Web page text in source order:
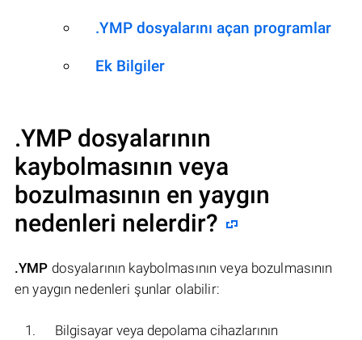
.YMP dosyalarını açan programlar
Ek Bilgiler
.YMP dosyalarının
kaybolmasının veya
bozulmasının en yaygın
nedenleri nelerdir?
.YMP dosyalarının kaybolmasının veya bozulmasının
en yaygın nedenleri şunlar olabilir:
Bilgisayar veya depolama cihazlarının